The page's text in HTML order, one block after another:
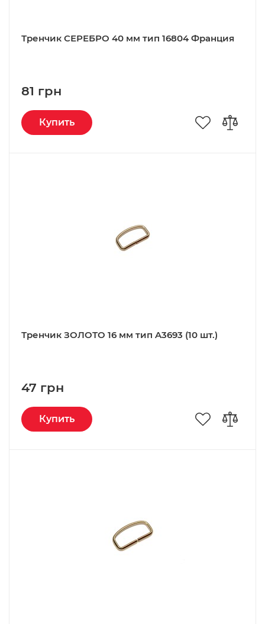
Тренчик СЕРЕБРО 40 мм тип 16804 Франция
81 грн
Купить
Тренчик ЗОЛОТО 16 мм тип A3693 (10 шт.)
47 грн
Купить